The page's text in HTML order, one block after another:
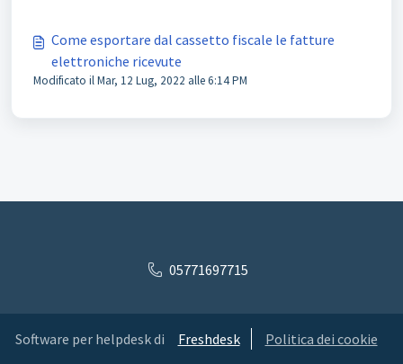
Come esportare dal cassetto fiscale le fatture
elettroniche ricevute
Modificato il Mar, 12 Lug, 2022 alle 6:14 PM
05771697715
Software per helpdesk di Freshdesk Politica dei cookie